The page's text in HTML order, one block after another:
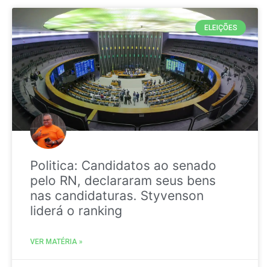
ELEIÇÕES
Politica: Candidatos ao senado
pelo RN, declararam seus bens
nas candidaturas. Styvenson
liderá o ranking
VER MATÉRIA »